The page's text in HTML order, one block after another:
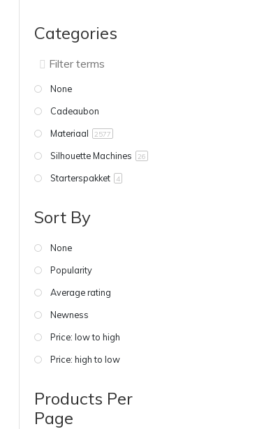
Categories
None
Cadeaubon
Materiaal
2577
Silhouette Machines 26
Starterspakket 4
Sort By
None
Popularity
Average rating
Newness
Price: low to high
Price: high to low
Products Per
Page